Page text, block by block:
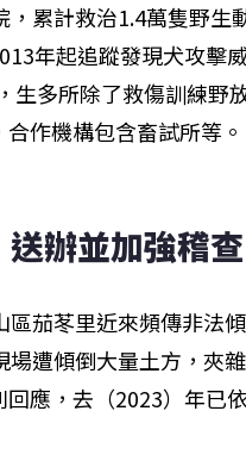
累計救治1.4萬隻野生
年起追蹤發現犬攻擊
生多所除了救傷訓練野
作機構包含畜試所等
辦並加強稽查
茄苳里近來頻傳非法
遭傾倒大量土方，夾
應，去（2023）年已